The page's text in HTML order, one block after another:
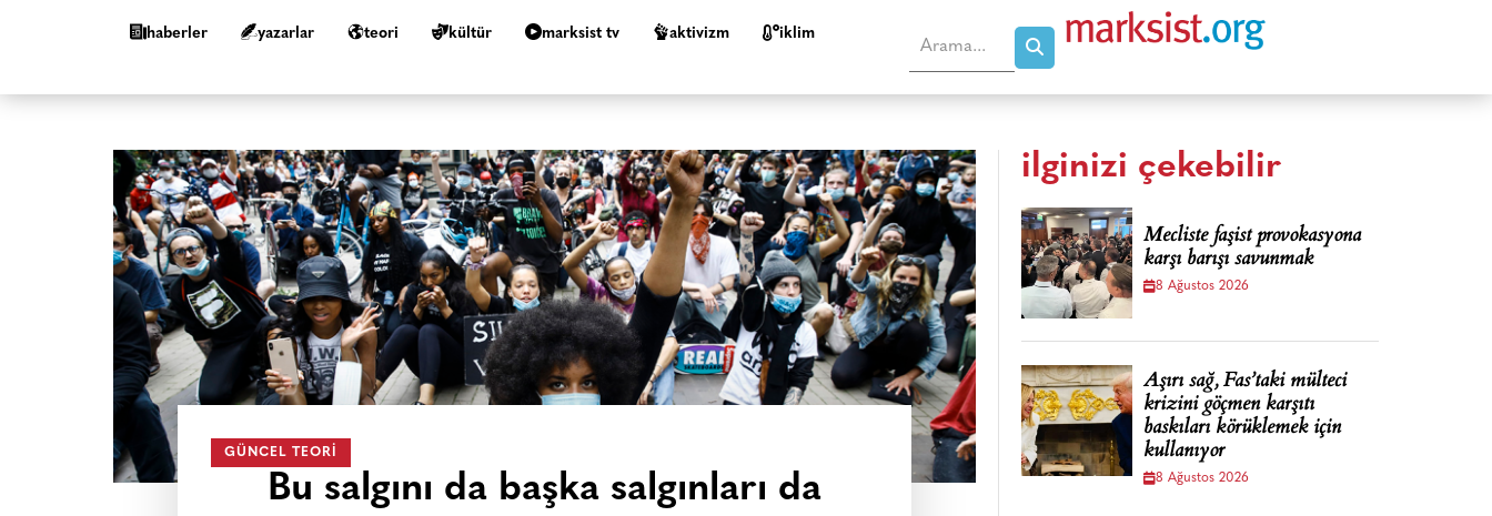
haberler yazarlar teori kültür marksist tv aktivizm i̇klim
GÜNCEL TEORI
Bu salgını da başka salgınları da
ilginizi çekebilir
Mecliste faşist provokasyona
karşı barışı savunmak
8 Ağustos 2026
Aşırı sağ, Fas’taki mülteci
krizini göçmen karşıtı
baskıları körüklemek için
kullanıyor
8 Ağustos 2026